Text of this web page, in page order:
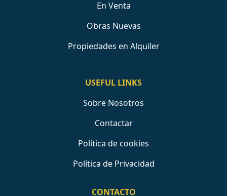
En Venta
Obras Nuevas
Propiedades en Alquiler
USEFUL LINKS
Sobre Nosotros
Contactar
Política de cookies
Política de Privacidad
CONTACTO